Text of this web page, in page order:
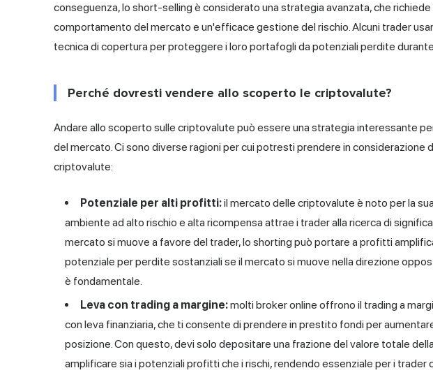
conseguenza, lo short-selling è considerato una strategia avanzata, che
comportamento del mercato e un'efficace gestione del rischio. Alcuni trader
tecnica di copertura per proteggere i loro portafogli da potenziali perdite
Perché dovresti vendere allo scoperto le criptovalute?
Andare allo scoperto sulle criptovalute può essere una strategia interessante
del mercato. Ci sono diverse ragioni per cui potresti prendere in considerazione
criptovalute:
Potenziale per alti profitti:il mercato delle criptovalute è noto per la
ambiente ad alto rischio e alta ricompensa attrae i trader alla ricerca di
mercato si muove a favore del trader, lo shorting può portare a profitti
potenziale per perdite sostanziali se il mercato si muove nella direzione
è fondamentale.
Leva con trading a margine:molti broker online offrono il trading a
con leva finanziaria, che ti consente di prendere in prestito fondi per
posizione. Con questo, devi solo depositare una frazione del valore totale
amplificare sia i potenziali profitti che i rischi, rendendo essenziale per i trader